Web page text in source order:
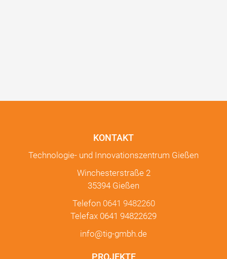
KONTAKT
Technologie- und Innovationszentrum Gießen
Winchesterstraße 2
35394 Gießen
Telefon 0641 9482260
Telefax 0641 94822629
info@tig-gmbh.de
PROJEKTE